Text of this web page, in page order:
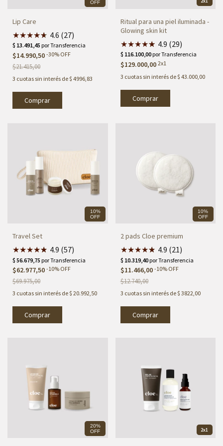
OFF
Lip Care
★★★★★
★ 4.6 (27)
$14.990,50 -30% OFF
$21.415,00
3 cuotas sin interés de$ 4996,83
Ritual para una piel iluminada -
Glowing skin kit
★★★★★
★ 4.9 (29)
$129.000,00 2x1
3 cuotas sin interés de$ 43.000,00
10%
OFF
Travel Set
★★★★★
★ 4.9 (57)
$62.977,50 -10% OFF
$69.975,00
3 cuotas sin interés de$ 20.992,50
Comprar
10%
OFF
2 pads Cloe premium
★★★★★
★ 4.9 (21)
$11.466,00 -10% OFF
$12.740,00
3 cuotas sin interés de$ 3822,00
20%
OFF
2x1